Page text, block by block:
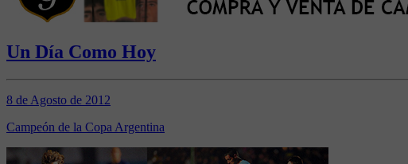
Un Día Como Hoy
8 de Agosto de 2012
Campeón de la Copa Argentina